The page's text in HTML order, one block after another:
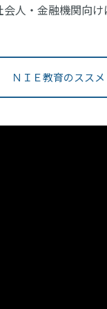
人・金融機関向
ＮＩＥ教育のススメ